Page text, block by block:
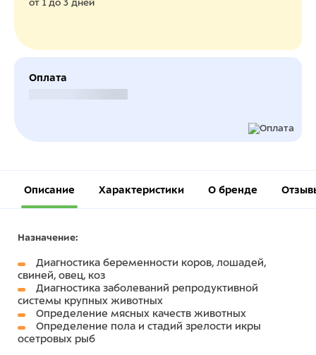
от 1 до 3 дней
Оплата
Описание Характеристики О бренде
Назначение:
Диагностика беременности коров, лошадей,
свиней, овец, коз
Диагностика заболеваний репродуктивной
системы крупных животных
Определение мясных качеств животных
Определение пола и стадий зрелости икры
осетровых рыб